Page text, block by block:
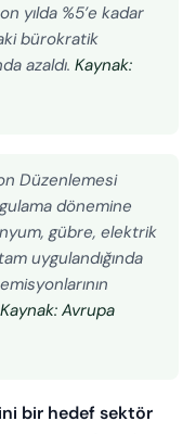
yılda %5’e kadar
bürokratik
azaldı. Kaynak:
Düzenlemesi
dönemine
gübre, elektrik
uygulandığında
Kaynak: Avrupa
bir hedef sektör